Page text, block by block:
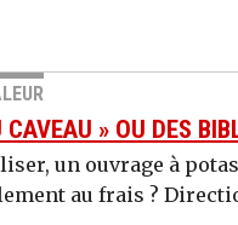
» OU DES
un ouvrage à
au frais ?